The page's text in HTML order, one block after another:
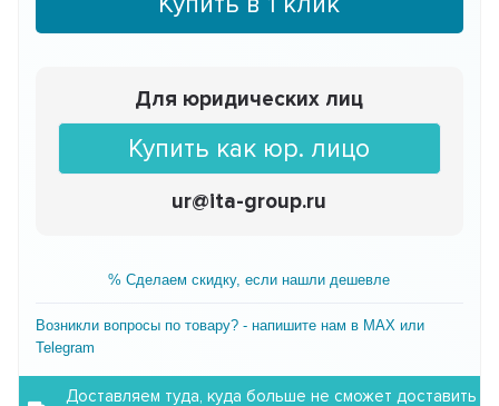
Для юридических лиц
Купить как юр. лицо
ur@ita-group.ru
% Сделаем скидку, если нашли дешевле
Возникли вопросы по товару? - напишите нам в MAX или
Telegram
Доставляем туда, куда больше не сможет доставить